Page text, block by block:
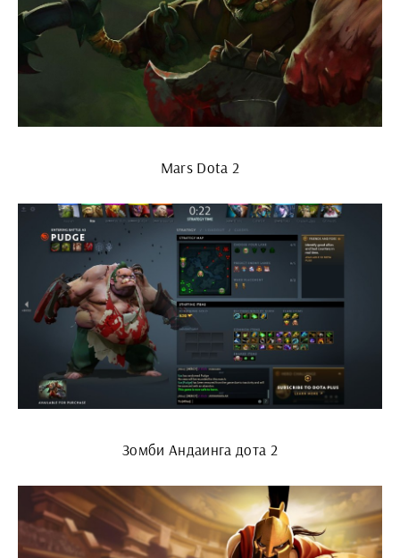
Mars Dota 2
Зомби Андаинга дота 2